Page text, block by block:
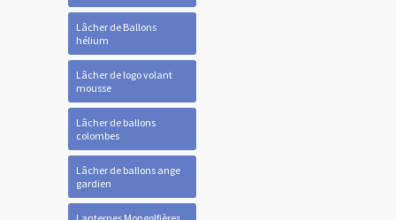
Lâcher de Ballons
hélium
Lâcher de logo volant
mousse
Lâcher de ballons
colombes
Lâcher de ballons ange
gardien